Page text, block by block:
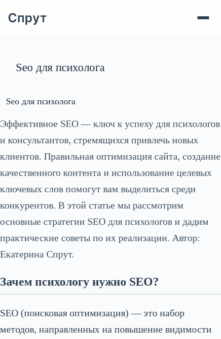
Seo для психолога
Спрут
Seo для психолога
Эффективное SEO — ключ к успеху для психологов
и консультантов, стремящихся привлечь новых
клиентов. Правильная оптимизация сайта, создание
качественного контента и использование целевых
ключевых слов помогут вам выделиться среди
конкурентов. В этой статье мы рассмотрим
основные стратегии SEO для психологов и дадим
практические советы по их реализации. Автор:
Екатерина Спрут.
Зачем психологу нужно SEO?
SEO (поисковая оптимизация) — это набор
методов, направленных на повышение видимости